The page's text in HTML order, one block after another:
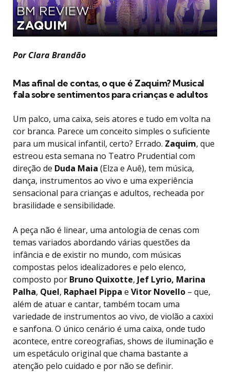
Por Clara Brandão
Mas afinal de contas, o que é Zaquim? Musical
fala sobre sentimentos para crianças e adultos
Um palco, uma caixa, seis atores e tudo em volta na
cor branca. Parece um conceito simples o suficiente
para um musical infantil, certo? Errado. Zaquim, que
estreou esta semana no Teatro Prudential com
direção de Duda Maia (Elza e Auê), tem música,
dança, instrumentos ao vivo e uma experiência
sensacional para crianças e adultos, recheada por
brasilidade e sensibilidade.
A peça não é linear, uma antologia de cenas com
temas variados abordando várias questões da
infância e de existir no mundo, com músicas
compostas pelos idealizadores e pelo elenco,
composto por Bruno Quixotte, Jef Lyrio, Marina
Palha, Quel, Raphael Pippa e Vitor Novello – que,
além de atuar e cantar, também tocam uma
variedade de instrumentos ao vivo, de violão a caxixi
e sanfona. O único cenário é uma caixa, onde tudo
acontece, entre coreografias, shows de iluminação e
um espetáculo original que chama bastante a
atenção pelo cuidado e por não se definir.